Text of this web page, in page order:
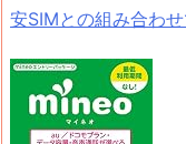
安SIMとの組み合わ